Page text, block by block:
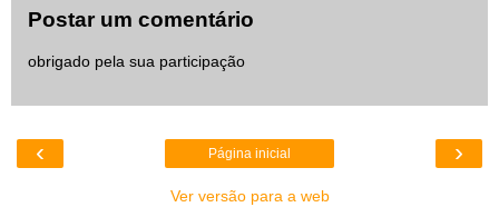
Postar um comentário
obrigado pela sua participação
‹ ›
Página inicial
Ver versão para a web